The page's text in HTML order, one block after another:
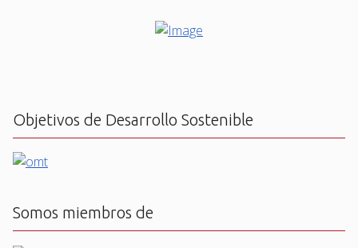
Objetivos de Desarrollo Sostenible
Somos miembros de